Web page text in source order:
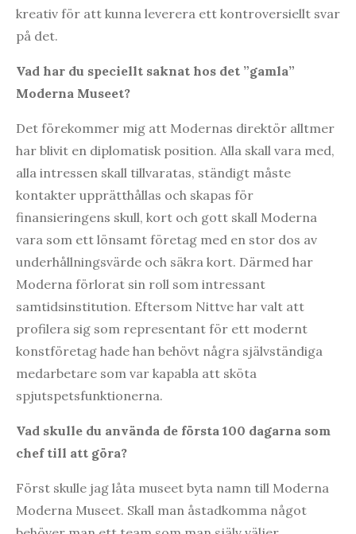
kreativ för att kunna leverera ett kontroversiellt svar
på det.
Vad har du speciellt saknat hos det ”gamla”
Moderna Museet?
Det förekommer mig att Modernas direktör alltmer
har blivit en diplomatisk position. Alla skall vara med,
alla intressen skall tillvaratas, ständigt måste
kontakter upprätthållas och skapas för
finansieringens skull, kort och gott skall Moderna
vara som ett lönsamt företag med en stor dos av
underhållningsvärde och säkra kort. Därmed har
Moderna förlorat sin roll som intressant
samtidsinstitution. Eftersom Nittve har valt att
profilera sig som representant för ett modernt
konstföretag hade han behövt några självständiga
medarbetare som var kapabla att sköta
spjutspetsfunktionerna.
Vad skulle du använda de första 100 dagarna som
chef till att göra?
Först skulle jag låta museet byta namn till Moderna
Moderna Museet. Skall man åstadkomma något